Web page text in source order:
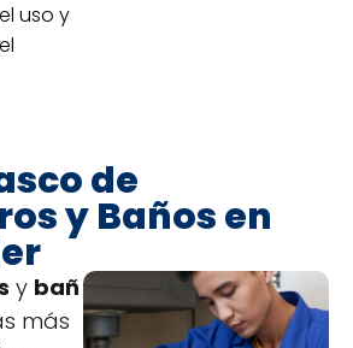
uso y
de
y Baños en
y bañ
más